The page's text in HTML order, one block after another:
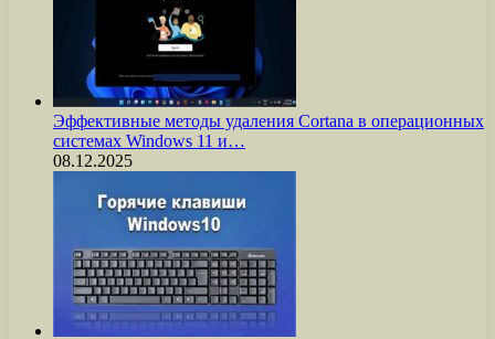
Эффективные методы удаления Cortana в операционных
системах Windows 11 и…
08.12.2025